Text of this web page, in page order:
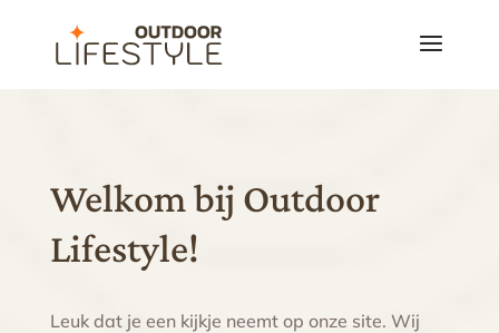
Welkom bij Outdoor
Lifestyle!
Leuk dat je een kijkje neemt op onze site. Wij